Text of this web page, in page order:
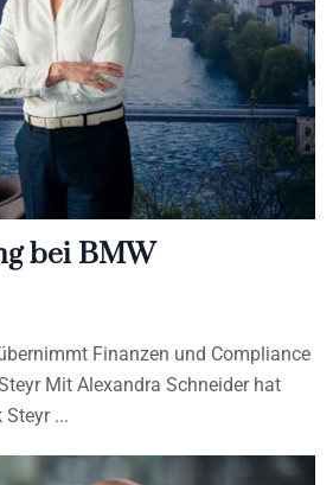
bei BMW
Finanzen und Compliance
Mit Alexandra Schneider hat
Steyr